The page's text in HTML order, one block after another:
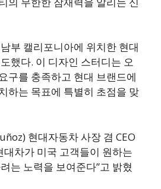
부 캘리포니아에 위치한 현대
했다. 이 디자인 스터디는 오
구를 충족하고 현대 브랜드에
하는 목표에 특별히 초점을 맞
현대자동차 사장 겸 CEO
대차가 미국 고객들이 원하는
는 노력을 보여준다”고 밝혔